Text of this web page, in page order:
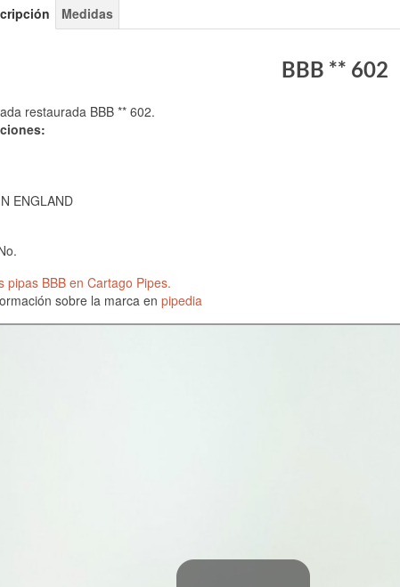
Medidas
BBB ** 602
restaurada BBB ** 602.
ENGLAND
pipas BBB en Cartago Pipes.
sobre la marca en pipedia